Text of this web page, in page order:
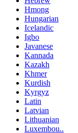
Hmong
Hungarian
Icelandic
Igbo
Javanese
Kannada
Kazakh
Khmer
Kurdish
Kyrgyz
Latin
Latvian
Lithuanian
Luxembou..